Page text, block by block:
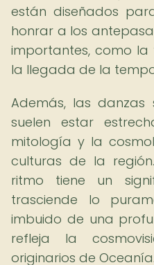
están diseñados
honrar a los
importantes, como
la llegada de la
Además, las
suelen estar
mitología y la
culturas de la
ritmo tiene un
trasciende lo
imbuido de una
refleja la
originarios de Oceanía.